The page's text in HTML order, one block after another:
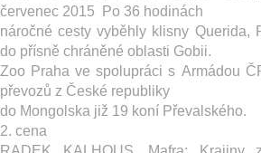
červenec 2015 ­ Po 36 hodinách
náročné cesty vyběhly klisny Querida,
do přísně chráněné oblasti Gobii.
Zoo Praha ve spolupráci s Armádou
převozů z České republiky
do Mongolska již 19 koní Převalského.
2. cena